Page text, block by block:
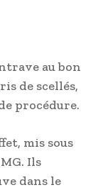
au bon
de scellés,
procédure.
mis sous
Ils
dans le